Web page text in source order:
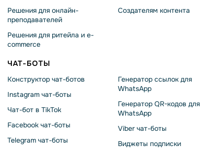
Решения для онлайн-
преподавателей
Решения для ритейла и e-
commerce
Создателям контента
ЧАТ-БОТЫ
Конструктор чат-ботов
Instagram чат-боты
Чат-бот в TikTok
Facebook чат-боты
Telegram чат-боты
Генератор ссылок для
WhatsApp
Генератор QR-кодов для
WhatsApp
Viber чат-боты
Виджеты подписки